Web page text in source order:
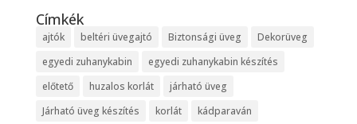
Címkék
ajtók beltéri üvegajtó Biztonsági üveg
Dekorüveg
egyedi zuhanykabin
egyedi zuhanykabin készítés
előtető
huzalos korlát
járható üveg
Járható üveg készítés
korlát
kádparaván